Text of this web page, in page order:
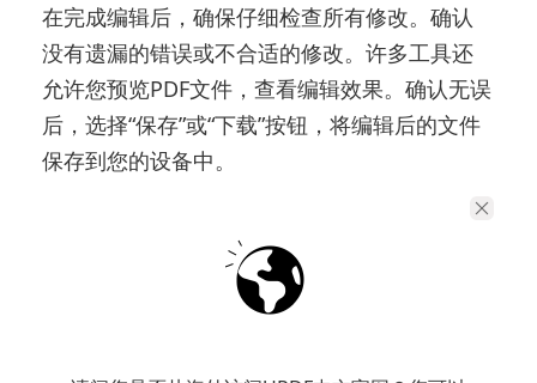
在完成编辑后，确保仔细检查所有修改。确认
没有遗漏的错误或不合适的修改。许多工具还
允许您预览PDF文件，查看编辑效果。确认无误
后，选择“保存”或“下载”按钮，将编辑后的文件
保存到您的设备中。
三、如何有效利用在线PDF编辑工
具的其他功能